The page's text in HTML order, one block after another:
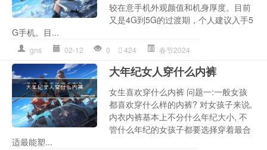
较在意手机外观颜值和机身厚度。目前
又是4G到5G的过渡期，个人建议入手5
G手机。目...
gns 02-12 0 424 春节2024
大年纪女人穿什么内裤
女生喜欢穿什么内裤 问题一:一般女孩
都喜欢穿什么样的内裤? 对女孩子来说,
内衣内裤基本上不分什么年纪大小, 不
管什么年纪的女孩子都要选择穿着最合
适最能塑...